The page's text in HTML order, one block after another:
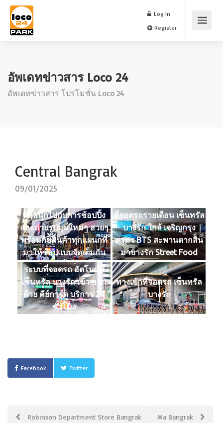
Log In
อัพเดทข่าวสาร Loco 24
อัพเดทข่าวสาร โปรโมชั่น Loco 24
Central Bangrak
09/01/2025
มาสนุกไปกับการช้อปปิ้ง
และถ่ายรูปมุมใหม่ๆ สวยๆ
พร้อมกับสินค้าทุกแผนกที่
มาให้ช้อปแบบจัดเต็มกัน
ได้แล้ววัน นี้ ที่เซ็นทรัล
บางรัก เซ็นทรัลคัดสรรสิ่ง
ที่ดีที่สุดด้วยบริการที่ดีที่สุด
เพื่อคุณ
ที่จอดรถรายเดือน เซ็นทรัล
บางรัก ใกล้ เจริญกรุง
สาทร BTS สะพานตากสิน
มาบางรัก Street Food
ระบบที่จอดรถ อัตโนมัติ
เซ็นทรัล บางรัก เข้า ออก
ด้วย คีย์การ์ด บริการ 24
ชั่วโมง
ทางเข้าที่จอดรถ เซ็นทรัล
บางรัก
Facebook Twitter
PostRobinson Department Store Bangrak Ma Bangrak